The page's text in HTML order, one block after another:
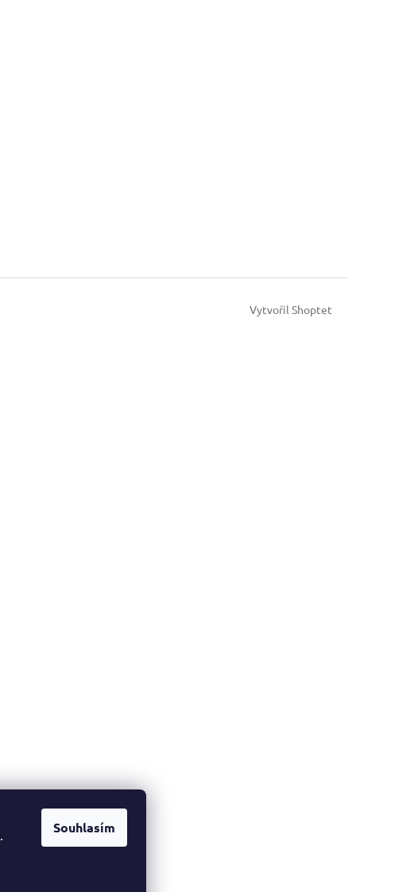
. Souhlasím
Vytvořil Shoptet